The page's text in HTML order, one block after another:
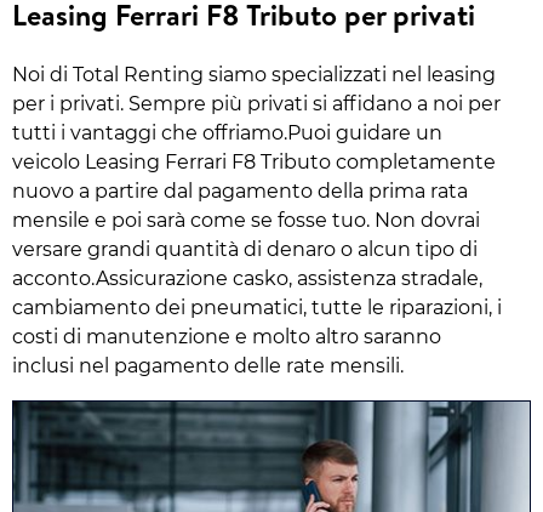
Leasing Ferrari F8 Tributo per privati
Noi di Total Renting siamo specializzati nel leasing
per i privati. Sempre più privati si affidano a noi per
tutti i vantaggi che offriamo.Puoi guidare un
veicolo Leasing Ferrari F8 Tributo completamente
nuovo a partire dal pagamento della prima rata
mensile e poi sarà come se fosse tuo. Non dovrai
versare grandi quantità di denaro o alcun tipo di
acconto.Assicurazione casko, assistenza stradale,
cambiamento dei pneumatici, tutte le riparazioni, i
costi di manutenzione e molto altro saranno
inclusi nel pagamento delle rate mensili.